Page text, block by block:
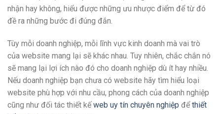
nhận hay không, hiểu được những ưu nhược điểm để từ đó
đề ra những bước đi đúng đắn.
Tùy mỗi doanh nghiệp, mỗi lĩnh vực kinh doanh mà vai trò
của website mang lại sẽ khác nhau. Tuy nhiên, chắc chắn nó
sẽ mang lại lợi ích nào đó cho doanh nghiệp dù ít hay nhiều.
Nếu doanh nghiệp bạn chưa có website hãy tìm hiểu loại
website phù hợp với nhu cầu, phong cách của doanh nghiệp
cũng như đối tác thiết kế web uy tín chuyên nghiệp đểthiết